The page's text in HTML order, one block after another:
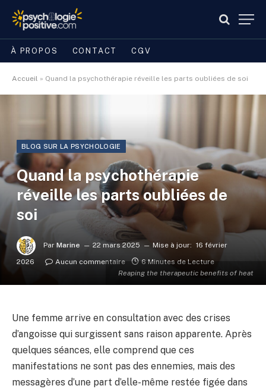
À PROPOS CONTACT CGV
Accueil » Quand la psychothérapie réveille les parts oubliées de soi
Reaping the therapeutic benefits of heat
BLOG SUR LA PSYCHOLOGIE
Quand la psychothérapie
réveille les parts oubliées de
soi
Par Marine 22 mars 2025 Mise à jour: 16 février
2026
Aucun commentaire 6 Minutes de Lecture
Une femme arrive en consultation avec des crises
d’angoisse qui surgissent sans raison apparente. Après
quelques séances, elle comprend que ces
manifestations ne sont pas des ennemies, mais des
messagères d’une part d’elle-même restée figée dans